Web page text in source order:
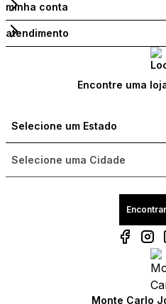
minha conta
atendimento
Encontre uma
Monte Carlo